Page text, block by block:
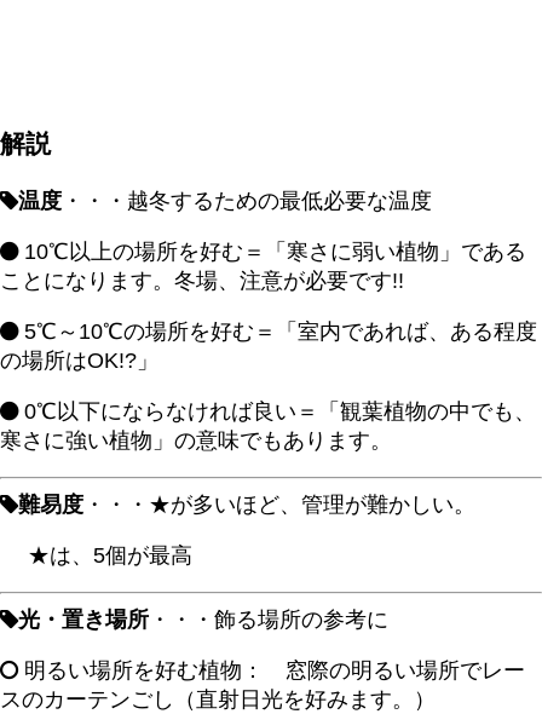
解説
温度 ・・・越冬するための最低必要な温度
10℃以上の場所を好む＝「寒さに弱い植物」である
ことになります。冬場、注意が必要です!!
5℃～10℃の場所を好む＝「室内であれば、ある程度
の場所はOK!?」
0℃以下にならなければ良い＝「観葉植物の中でも、
寒さに強い植物」の意味でもあります。
難易度 ・・・★が多いほど、管理が難かしい。
★は、5個が最高
光・置き場所 ・・・飾る場所の参考に
明るい場所を好む植物： 窓際の明るい場所でレー
スのカーテンごし（直射日光を好みます。）